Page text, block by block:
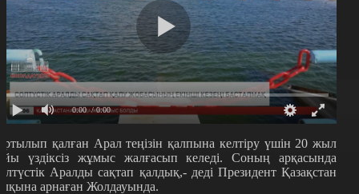
0:00 / 0:00
қалған Арал теңізін қалпына келтіру үшін 20 жыл
үздіксіз жұмыс жалғасып келеді. Соның арқасында
Аралды сақтап қалдық,- деді Президент Қазақстан
арнаған Жолдауында.